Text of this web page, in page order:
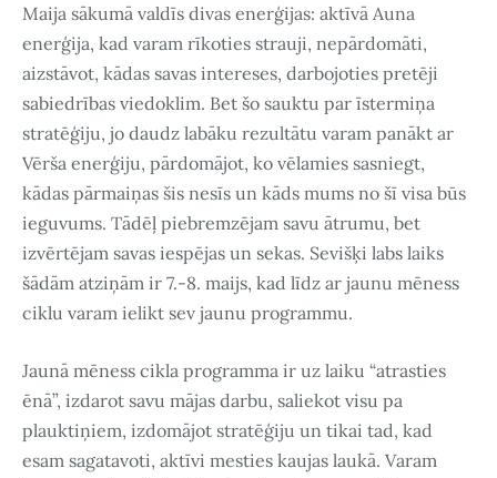
Maija sākumā valdīs divas enerģijas: aktīvā Auna
enerģija, kad varam rīkoties strauji, nepārdomāti,
aizstāvot, kādas savas intereses, darbojoties pretēji
sabiedrības viedoklim. Bet šo sauktu par īstermiņa
stratēģiju, jo daudz labāku rezultātu varam panākt ar
Vērša enerģiju, pārdomājot, ko vēlamies sasniegt,
kādas pārmaiņas šis nesīs un kāds mums no šī visa būs
ieguvums. Tādēļ piebremzējam savu ātrumu, bet
izvērtējam savas iespējas un sekas. Sevišķi labs laiks
šādām atziņām ir 7.-8. maijs, kad līdz ar jaunu mēness
ciklu varam ielikt sev jaunu programmu.
Jaunā mēness cikla programma ir uz laiku “atrasties
ēnā”, izdarot savu mājas darbu, saliekot visu pa
plauktiņiem, izdomājot stratēģiju un tikai tad, kad
esam sagatavoti, aktīvi mesties kaujas laukā. Varam